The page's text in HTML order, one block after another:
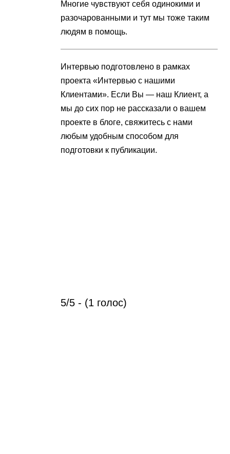
Многие чувствуют себя одинокими и
разочарованными и тут мы тоже таким
людям в помощь.
Интервью подготовлено в рамках
проекта «Интервью с нашими
Клиентами». Если Вы — наш Клиент, а
мы до сих пор не рассказали о вашем
проекте в блоге, свяжитесь с нами
любым удобным способом для
подготовки к публикации.
5/5 - (1 голос)